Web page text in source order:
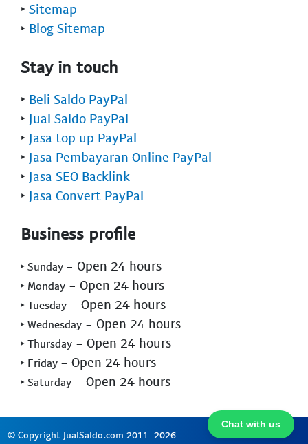
Chat with us
‣ Sitemap
‣ Blog Sitemap
Stay in touch
‣ Beli Saldo PayPal
‣ Jual Saldo PayPal
‣ Jasa top up PayPal
‣ Jasa Pembayaran Online PayPal
‣ Jasa SEO Backlink
‣ Jasa Convert PayPal
Business profile
‣ Sunday - Open 24 hours
‣ Monday - Open 24 hours
‣ Tuesday - Open 24 hours
‣ Wednesday - Open 24 hours
‣ Thursday - Open 24 hours
‣ Friday - Open 24 hours
‣ Saturday - Open 24 hours
© Copyright JualSaldo.com 2011-2026